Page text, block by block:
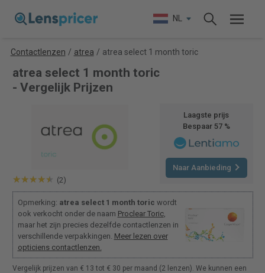
NL
Contactlenzen / atrea / atrea select 1 month toric
atrea select 1 month toric
- Vergelijk Prijzen
(2)
Laagste prijs
Bespaar 57 %
Naar Aanbieding
Opmerking: atrea select 1 month toric wordt
ook verkocht onder de naam Proclear Toric,
maar het zijn precies dezelfde contactlenzen in
verschillende verpakkingen. Meer lezen over
opticiens contactlenzen.
Vergelijk prijzen van € 13 tot € 30 per maand (2 lenzen). We kunnen een